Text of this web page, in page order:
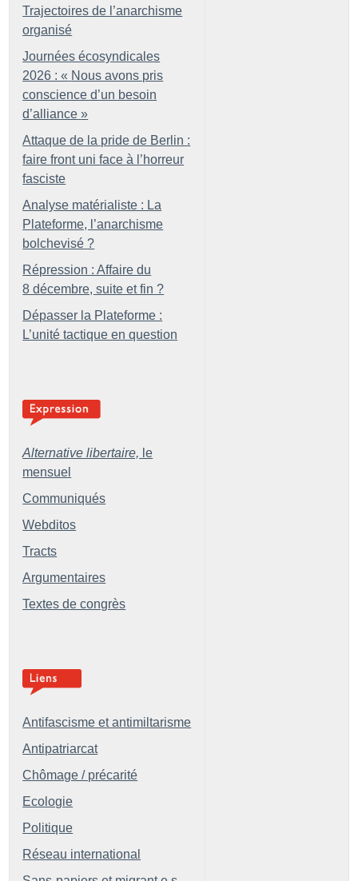
Trajectoires de l’anarchisme
organisé
Journées écosyndicales
2026 : « Nous avons pris
conscience d’un besoin
d’alliance »
Attaque de la pride de Berlin :
faire front uni face à l’horreur
fasciste
Analyse matérialiste : La
Plateforme, l’anarchisme
bolchevisé ?
Répression : Affaire du
8 décembre, suite et fin ?
Dépasser la Plateforme :
L’unité tactique en question
Alternative libertaire, le
mensuel
Communiqués
Webditos
Tracts
Argumentaires
Textes de congrès
Antifascisme et antimiltarisme
Antipatriarcat
Chômage / précarité
Ecologie
Politique
Réseau international